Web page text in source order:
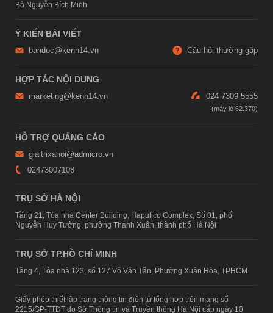
Bà Nguyễn Bích Minh
Ý KIẾN BÀI VIẾT
bandoc@kenh14.vn Câu hỏi thường gặp
HỢP TÁC NỘI DUNG
marketing@kenh14.vn 024 7309 5555
HỖ TRỢ QUẢNG CÁO
giaitrixahoi@admicro.vn
02473007108
TRỤ SỞ HÀ NỘI
Tầng 21, Tòa nhà Center Building, Hapulico Complex, Số 01, phố
Nguyễn Huy Tưởng, phường Thanh Xuân, thành phố Hà Nội
TRỤ SỞ TP.HỒ CHÍ MINH
Tầng 4, Tòa nhà 123, số 127 Võ Văn Tần, Phường Xuân Hòa, TPHCM
Giấy phép thiết lập trang thông tin điện tử tổng hợp trên mạng số
2215/GP-TTĐT do Sở Thông tin và Truyền thông Hà Nội cấp ngày 10